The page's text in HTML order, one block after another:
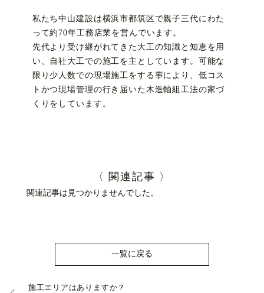
私たち中山建設は横浜市都筑区で親子三代にわた
って約70年工務店業を営んでいます。
先代より受け継がれてきた大工の知識と知恵を用
い、自社大工での施工を主としています。可能な
限り少人数での現場施工をする事により、低コス
トかつ現場管理の行き届いた木造軸組工法の家づ
くりをしています。
〈 関連記事 〉
関連記事は見つかりませんでした。
一覧に戻る
施工エリアはありますか？